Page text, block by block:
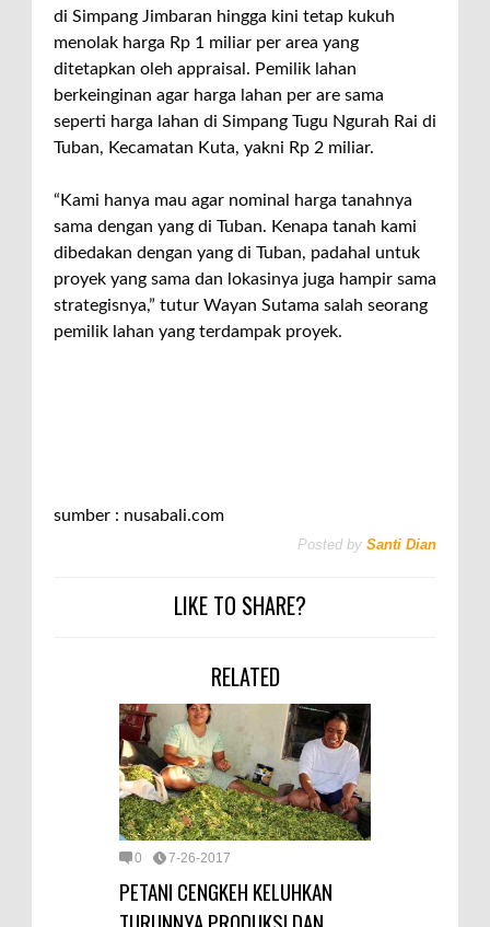
di Simpang Jimbaran hingga kini tetap kukuh
menolak harga Rp 1 miliar per area yang
ditetapkan oleh appraisal. Pemilik lahan
berkeinginan agar harga lahan per are sama
seperti harga lahan di Simpang Tugu Ngurah Rai di
Tuban, Kecamatan Kuta, yakni Rp 2 miliar.
“Kami hanya mau agar nominal harga tanahnya
sama dengan yang di Tuban. Kenapa tanah kami
dibedakan dengan yang di Tuban, padahal untuk
proyek yang sama dan lokasinya juga hampir sama
strategisnya,” tutur Wayan Sutama salah seorang
pemilik lahan yang terdampak proyek.
sumber : nusabali.com
Posted by Santi Dian
LIKE TO SHARE?
RELATED
0 7-26-2017
PETANI CENGKEH KELUHKAN